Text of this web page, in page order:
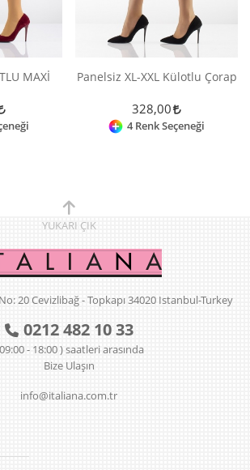
MAXİ Panelsiz XL-XXL Külotlu Çorap
328,00
4 Renk Seçeneği
YUKARI ÇIK
20 Cevizlibağ - Topkapı 34020 Istanbul-Turkey
0212 482 10 33
- 18:00 ) saatleri arasında
Bize Ulaşın
info@italiana.com.tr